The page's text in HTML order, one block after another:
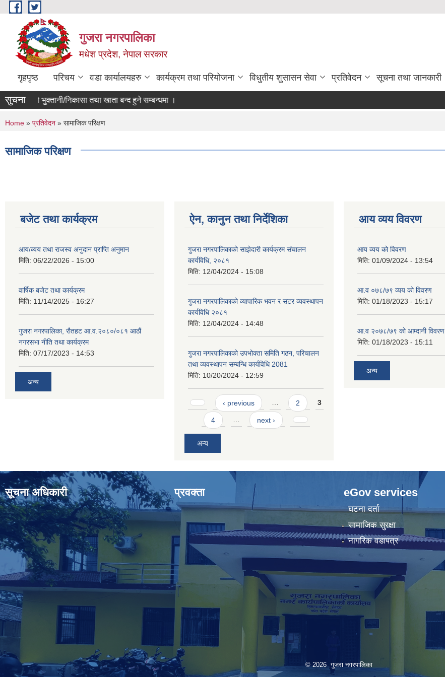
Skip to main content
गुजरा नगरपालिका
मधेश प्रदेश, नेपाल सरकार
गृहपृष्ठ परिचय वडा कार्यालयहरु कार्यक्रम तथा परियोजना विधुतीय शुसासन सेवा प्रतिवेदन सूचना तथा जानकारी
सुचना
८३ को भु्क्तानी/निकासा तथा खाता बन्द हुने सम्बन्धमा ।
You are here
Home » प्रतिवेदन » सामाजिक परिक्षण
सामाजिक परिक्षण
बजेट तथा कार्यक्रम
आय/व्यय तथा राजस्व अनुदान प्राप्ति अनुमान
मिति: 06/22/2026 - 15:00
वार्षिक बजेट तथा कार्यक्रम
मिति: 11/14/2025 - 16:27
गुजरा नगरपालिका, रौतहट आ.व.२०८०/०८१ आठौं
नगरसभा नीति तथा कार्यक्रम
मिति: 07/17/2023 - 14:53
अन्य
ऐन, कानुन तथा निर्देशिका
गुजरा नगरपालिकाको साझेदारी कार्यक्रम संचालन
कार्यविधि, २०८१
मिति: 12/04/2024 - 15:08
गुजरा नगरपालिकाको व्यापारिक भवन र सटर व्यवस्थापन
कार्यविधि २०८१
मिति: 12/04/2024 - 14:48
गुजरा नगरपालिकाको उपभोक्ता समिति गठन, परिचालन
तथा व्यवस्थापन सम्बन्धि कार्यविधि 2081
मिति: 10/20/2024 - 12:59
Pages‹ previous … 2 3
4 … next ›
अन्य
आय व्यय विवरण
आय व्यय को विवरण
मिति: 01/09/2024 - 13:54
आ.व ०७८/७९ व्यय को विवरण
मिति: 01/18/2023 - 15:17
आ.व २०७८/७९ को आम्दानी विवरण
मिति: 01/18/2023 - 15:11
अन्य
सूचना अधिकारी प्रवक्ता eGov services
घटना दर्ता
सामाजिक सुरक्षा
नागरिक वडापत्र
© 2026 गुजरा नगरपालिका